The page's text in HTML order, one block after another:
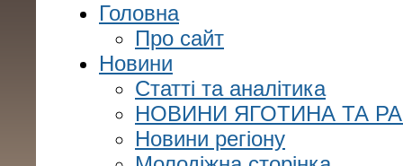
Головна
Про сайт
Новини
Статті та аналітика
НОВИНИ ЯГОТИНА ТА
Новини регіону